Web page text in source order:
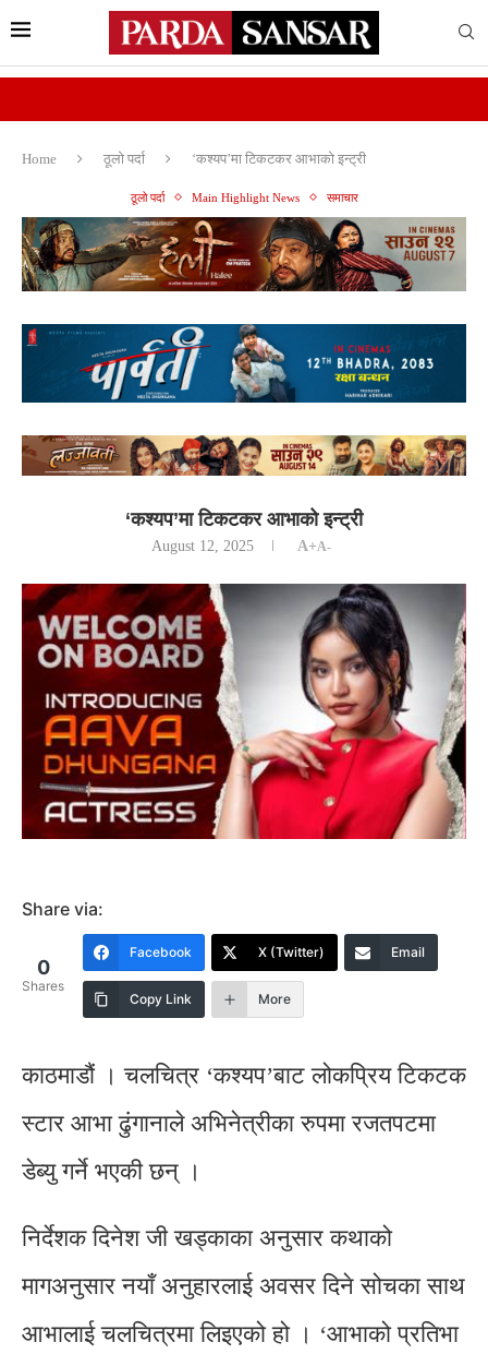
Home ठूलो पर्दा ‘कश्यप’मा टिकटकर आभाको इन्ट्री
ठूलो पर्दा Main Highlight News समाचार
‘कश्यप’मा टिकटकर आभाको इन्ट्री
August 12, 2025 A+A-
Share via:
0
Shares
Facebook X (Twitter) Email
Copy Link More
काठमाडौं । चलचित्र ‘कश्यप’बाट लोकप्रिय टिकटक
स्टार आभा ढुंगानाले अभिनेत्रीका रुपमा रजतपटमा
डेब्यु गर्ने भएकी छन् ।
निर्देशक दिनेश जी खड्काका अनुसार कथाको
मागअनुसार नयाँ अनुहारलाई अवसर दिने सोचका साथ
आभालाई चलचित्रमा लिइएको हो । ‘आभाको प्रतिभा